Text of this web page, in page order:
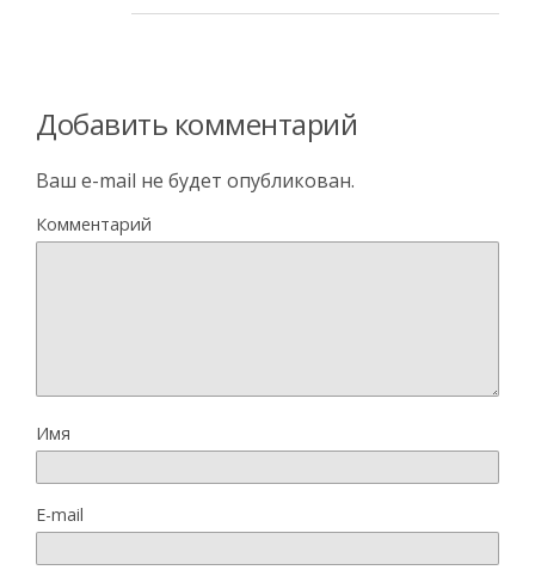
Добавить комментарий
Ваш e-mail не будет опубликован.
Комментарий
Имя
E-mail